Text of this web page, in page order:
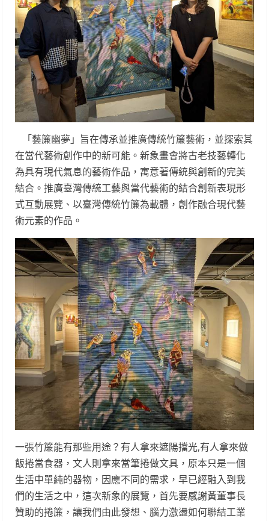
「藝簾幽夢」旨在傳承並推廣傳統竹簾藝術，並探索其
在當代藝術創作中的新可能。新象畫會將古老技藝轉化
為具有現代氣息的藝術作品，寓意著傳統與創新的完美
結合。推廣臺灣傳統工藝與當代藝術的結合創新表現形
式互動展覽、以臺灣傳統竹簾為載體，創作融合現代藝
術元素的作品。
一張竹簾能有那些用途？有人拿來遮陽擋光,有人拿來做
飯捲當食器，文人則拿來當筆捲做文具，原本只是一個
生活中單純的器物，因應不同的需求，早已經融入到我
們的生活之中，這次新象的展覽，首先要感謝黃董事長
贊助的捲簾，讓我們由此發想、腦力激盪如何聯結工業